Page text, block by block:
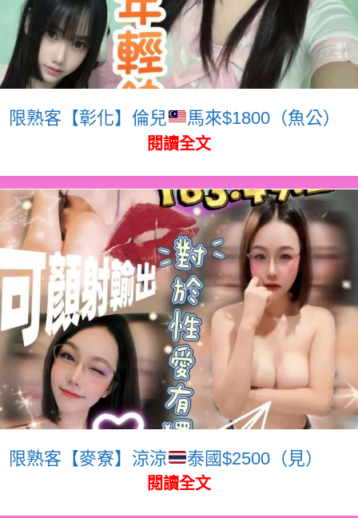
限熟客【彰化】倫兒 馬來$1800（魚公）
閱讀全文
限熟客【麥寮】涼涼 泰國$2500（見）
閱讀全文